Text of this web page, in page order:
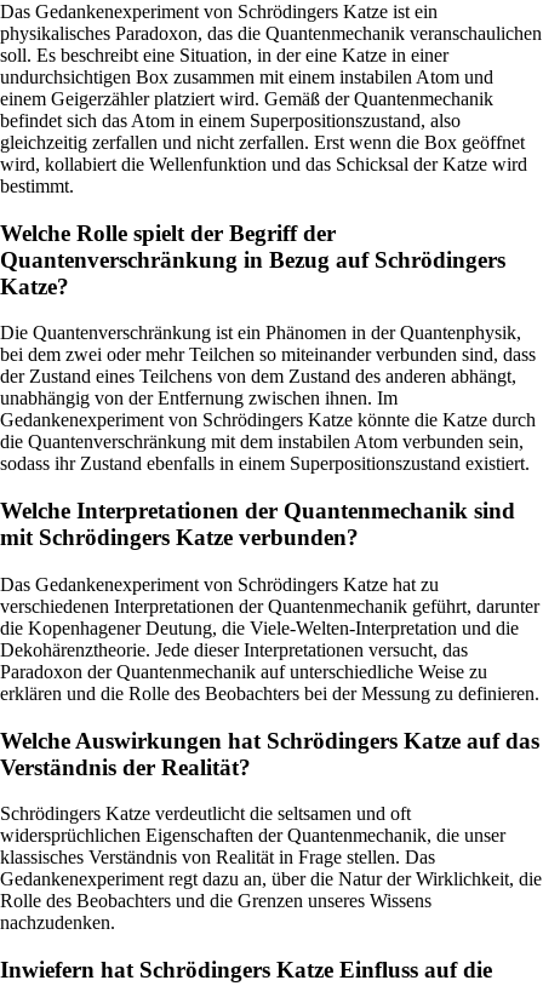
Das Gedankenexperiment von Schrödingers Katze ist ein
physikalisches Paradoxon, das die Quantenmechanik veranschaulichen
soll. Es beschreibt eine Situation, in der eine Katze in einer
undurchsichtigen Box zusammen mit einem instabilen Atom und
einem Geigerzähler platziert wird. Gemäß der Quantenmechanik
befindet sich das Atom in einem Superpositions­zustand, also
gleichzeitig zerfallen und nicht zerfallen. Erst wenn die Box geöffnet
wird, kollabiert die Wellenfunktion und das Schicksal der Katze wird
bestimmt.
Welche Rolle spielt der Begriff der
Quantenverschränkung in Bezug auf Schrödingers
Katze?
Die Quantenverschränkung ist ein Phänomen in der Quantenphysik,
bei dem zwei oder mehr Teilchen so miteinander verbunden sind, dass
der Zustand eines Teilchens von dem Zustand des anderen abhängt,
unabhängig von der Entfernung zwischen ihnen. Im
Gedankenexperiment von Schrödingers Katze könnte die Katze durch
die Quantenverschränkung mit dem instabilen Atom verbunden sein,
sodass ihr Zustand ebenfalls in einem Superpositions­zustand existiert.
Welche Interpretationen der Quantenmechanik sind
mit Schrödingers Katze verbunden?
Das Gedankenexperiment von Schrödingers Katze hat zu
verschiedenen Interpretationen der Quantenmechanik geführt, darunter
die Kopenhagener Deutung, die Viele-Welten-Interpretation und die
Dekohärenztheorie. Jede dieser Interpretationen versucht, das
Paradoxon der Quantenmechanik auf unterschiedliche Weise zu
erklären und die Rolle des Beobachters bei der Messung zu definieren.
Welche Auswirkungen hat Schrödingers Katze auf das
Verständnis der Realität?
Schrödingers Katze verdeutlicht die seltsamen und oft
widersprüchlichen Eigenschaften der Quantenmechanik, die unser
klassisches Verständnis von Realität in Frage stellen. Das
Gedankenexperiment regt dazu an, über die Natur der Wirklichkeit, die
Rolle des Beobachters und die Grenzen unseres Wissens
nachzudenken.
Inwiefern hat Schrödingers Katze Einfluss auf die